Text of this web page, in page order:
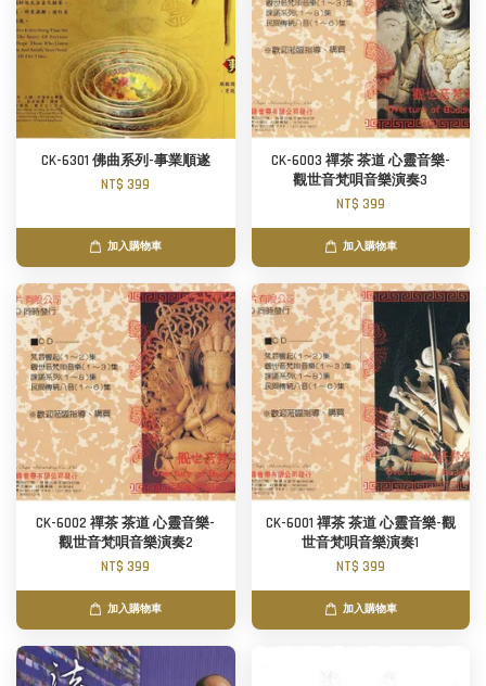
CK-6301 佛曲系列-事業順遂
NT$ 399
加入購物車
CK-6003 禪茶 茶道 心靈音樂-
觀世音梵唄音樂演奏3
NT$ 399
加入購物車
CK-6002 禪茶 茶道 心靈音樂-
觀世音梵唄音樂演奏2
NT$ 399
加入購物車
CK-6001 禪茶 茶道 心靈音樂-觀
世音梵唄音樂演奏1
NT$ 399
加入購物車